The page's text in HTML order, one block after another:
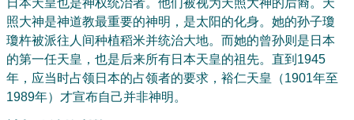
日本天皇也是神权统治者。他们被视为天照大神的后裔。天
照大神是神道教最重要的神明，是太阳的化身。她的孙子瓊
瓊杵被派往人间种植稻米并统治大地。而她的曾孙则是日本
的第一任天皇，也是后来所有日本天皇的祖先。直到1945
年，应当时占领日本的占领者的要求，裕仁天皇（1901年至
1989年）才宣布自己并非神明。